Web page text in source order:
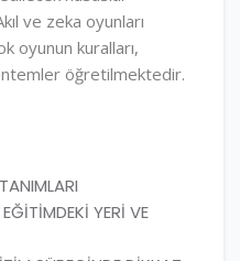
ve zeka oyunları
oyunun kuralları,
öğretilmektedir.
YERİ VE